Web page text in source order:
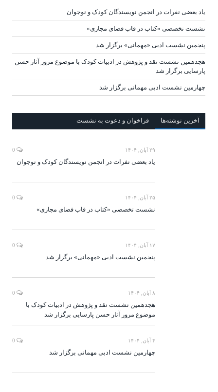
یاد بعضی نفرات در انجمن نویسندگان کودک و نوجوان
نشست تخصصی «کتاب در قاب فضای مجازی»
پنجمین نشست ادبی «مهمانی» برگزار شد
هجدهمین نشست نقد و پژوهش در ادبیات کودک با موضوع مرور آثار حسن
پارسایی برگزار شد
چهارمین نشست ادبی مهمانی برگزار شد
آخرين‌ نوشته‌ها فراخوان و دعوت به نشست
۲۹ آبان, ۱۴۰۴
یاد بعضی نفرات در انجمن نویسندگان کودک و نوجوان
۲۵ آبان, ۱۴۰۴
نشست تخصصی «کتاب در قاب فضای مجازی»
۱۷ آبان, ۱۴۰۴
پنجمین نشست ادبی «مهمانی» برگزار شد
۸ آبان, ۱۴۰۴
هجدهمین نشست نقد و پژوهش در ادبیات کودک با
موضوع مرور آثار حسن پارسایی برگزار شد
۴ آبان, ۱۴۰۴
چهارمین نشست ادبی مهمانی برگزار شد